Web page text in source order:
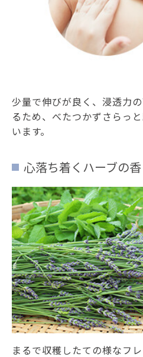
少量で伸びが良く、浸透力
るため、べたつかずさらっ
います。
心落ち着くハーブの香
まるで収穫したての様なフ